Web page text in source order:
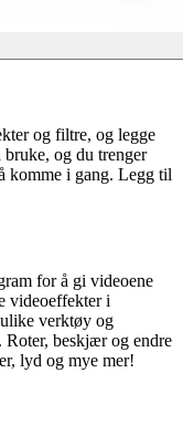
og filtre, og legge
bruke, og du trenger
komme i gang. Legg til
for å gi videoene
videoeffekter i
verktøy og
Roter, beskjær og endre
lyd og mye mer!